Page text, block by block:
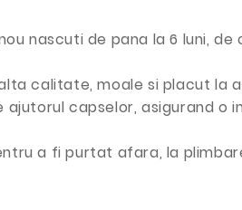
nascuti de pana la 6 luni, de
calitate, moale si placut la
capselor, asigurand o
a fi purtat afara, la